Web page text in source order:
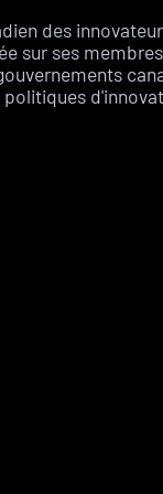
des
sur ses